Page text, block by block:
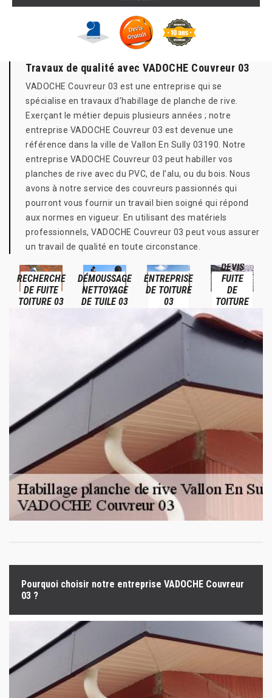
Travaux de qualité avec VADOCHE Couvreur 03
VADOCHE Couvreur 03 est une entreprise qui se
spécialise en travaux d’habillage de planche de rive.
Exerçant le métier depuis plusieurs années ; notre
entreprise VADOCHE Couvreur 03 est devenue une
référence dans la ville de Vallon En Sully 03190. Notre
entreprise VADOCHE Couvreur 03 peut habiller vos
planches de rive avec du PVC, de l’alu, ou du bois. Nous
avons à notre service des couvreurs passionnés qui
pourront vous fournir un travail bien soigné qui répond
aux normes en vigueur. En utilisant des matériels
professionnels, VADOCHE Couvreur 03 peut vous assurer
un travail de qualité en toute circonstance.
RECHERCHE
DE FUITE
TOITURE 03
DÉMOUSSAGE
NETTOYAGE
DE TUILE 03
ENTREPRISE
DE TOITURE
03
DEVIS
FUITE
DE
TOITURE
Pourquoi choisir notre entreprise VADOCHE Couvreur
03 ?